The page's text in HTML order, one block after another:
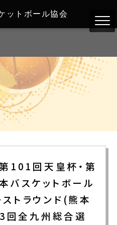
ットボール協会
第101回天皇杯・第
スケットボール
トラウンド(熊本
回全九州総合選